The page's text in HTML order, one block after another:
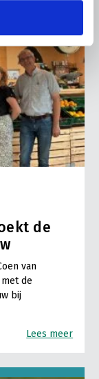
de
van
de
bij
Lees meer